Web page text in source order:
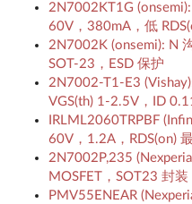
2N7002KT1G
60V，380mA，低
2N7002K (onsemi): N
SOT-23，ESD 保护
2N7002-T1-E3
VGS(th) 1-2.5V，ID
IRLML2060TRPBF
60V，1.2A，RDS(on)
2N7002P,235
MOSFET，SOT23 封装
PMV55ENEAR